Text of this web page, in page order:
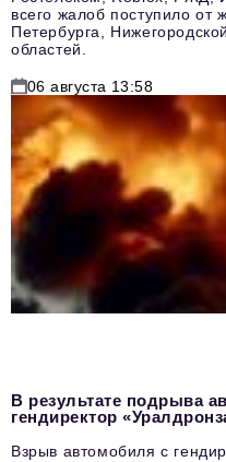
всего жалоб поступило от
Петербурга,
областей.
06 августа 13:58
В результате подрыва
гендиректор
Взрыв автомобиля с